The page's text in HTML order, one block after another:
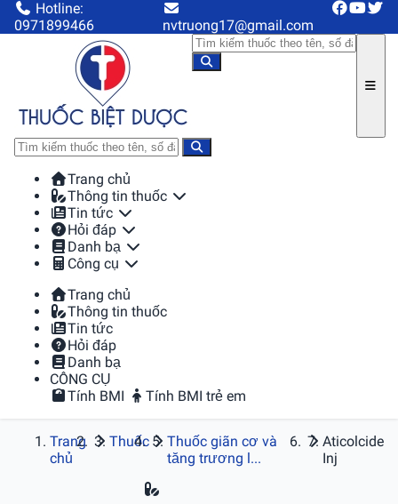
Hotline:
0971899466
nvtruong17@gmail.com
Trang chủ
Thông tin thuốc
Tin tức
Hỏi đáp
Danh bạ
Công cụ
Trang chủ
Thông tin thuốc
Tin tức
Hỏi đáp
Danh bạ
CÔNG CỤ
Tính BMI
Tính BMI trẻ em
Trang
chủ
Thuốc
Thuốc giãn cơ và
tăng trương l...
Aticolcide
Inj